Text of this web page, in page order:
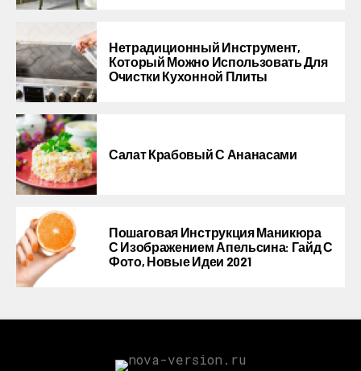
Нетрадиционный Инструмент,
Который Можно Использовать Для
Очистки Кухонной Плиты
Салат Крабовый С Ананасами
Пошаговая Инструкция Маникюра
С Изображением Апельсина: Гайд С
Фото, Новые Идеи 2021